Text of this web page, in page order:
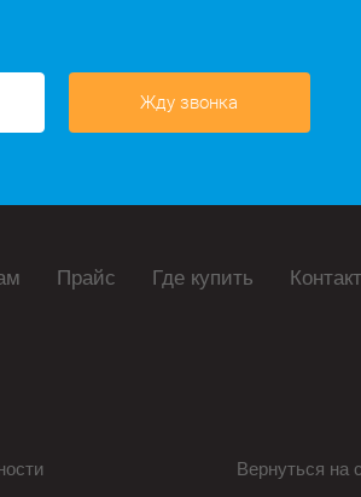
Жду звонка
Прайс Где купить
Вернуться на